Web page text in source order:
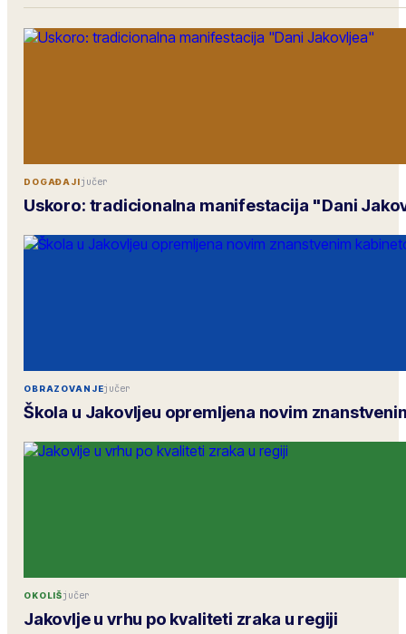
DOGAĐAJIjučer
Uskoro: tradicionalna manifestacija "Dani
OBRAZOVANJEjučer
Škola u Jakovljeu opremljena novim
OKOLIŠjučer
Jakovlje u vrhu po kvaliteti zraka u regiji